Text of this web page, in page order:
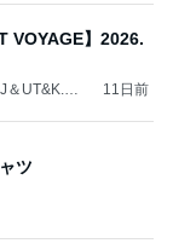
VOYAGE】2026.
UT&K.O.
11日前
ツ